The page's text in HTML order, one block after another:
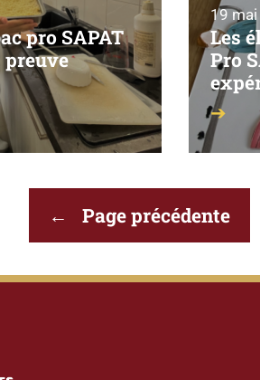
pro SAPAT
19
Les
Pro
Page précédente